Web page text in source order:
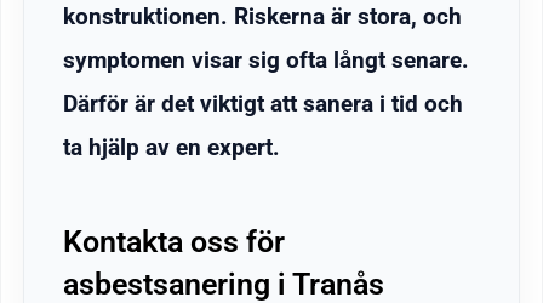
konstruktionen. Riskerna är stora, och
symptomen visar sig ofta långt senare.
Därför är det viktigt att sanera i tid och
ta hjälp av en expert.
Kontakta oss för
asbestsanering i Tranås